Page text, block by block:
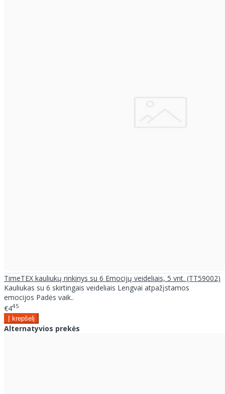
TimeTEX kauliukų rinkinys su 6 Emocijų veideliais, 5 vnt. (TT59002)
Kauliukas su 6 skirtingais veideliais Lengvai atpažįstamos
emocijos Padės vaik..
€445
Alternatyvios prekės